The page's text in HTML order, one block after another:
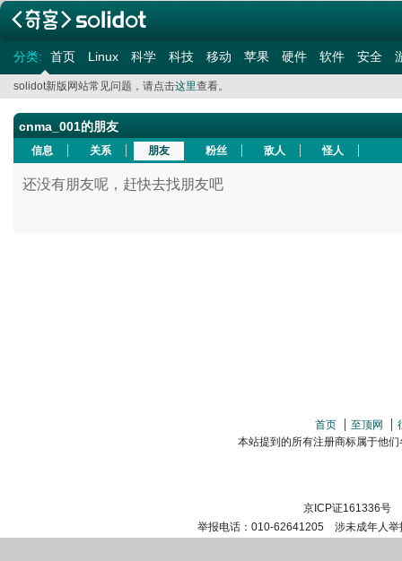
分类: 首页 Linux 科学 科技 移动 苹果 硬件 软件 安全
solidot新版网站常见问题，请点击这里查看。
cnma_001的朋友
信息 关系 朋友 粉丝 敌人 怪人
还没有朋友呢，赶快去找朋友吧
首页 至顶网
本站提到的所有注册商标属于他
京ICP证161336号
举报电话：010-62641205 涉未成年人